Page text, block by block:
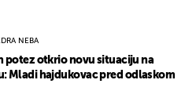
NEBA
potez otkrio novu situaciju na
Mladi hajdukovac pred odlaskom